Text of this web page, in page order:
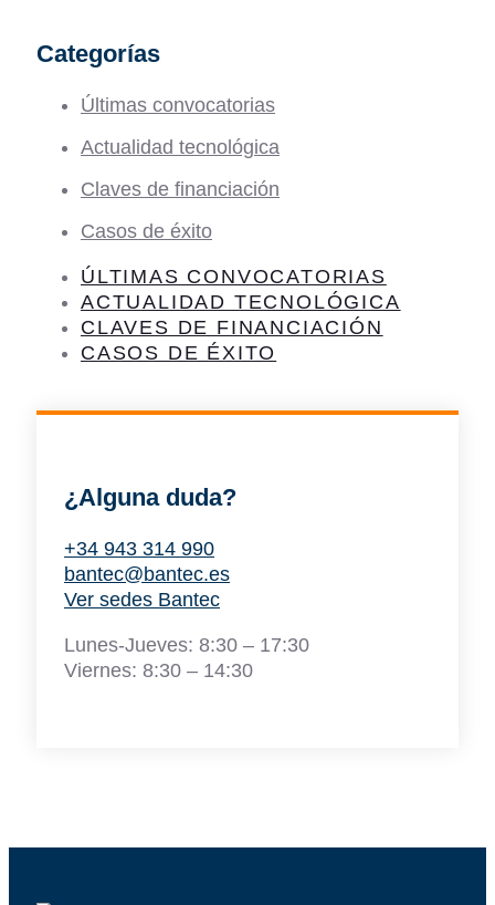
Categorías
Últimas convocatorias
Actualidad tecnológica
Claves de financiación
Casos de éxito
ÚLTIMAS CONVOCATORIAS
ACTUALIDAD TECNOLÓGICA
CLAVES DE FINANCIACIÓN
CASOS DE ÉXITO
¿Alguna duda?
+34 943 314 990
bantec@bantec.es
Ver sedes Bantec
Lunes-Jueves: 8:30 – 17:30
Viernes: 8:30 – 14:30